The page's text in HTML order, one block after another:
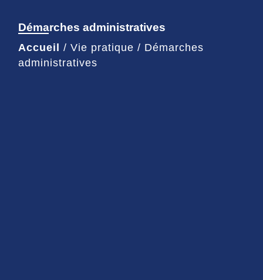
Démarches administratives
Accueil / Vie pratique / Démarches
administratives